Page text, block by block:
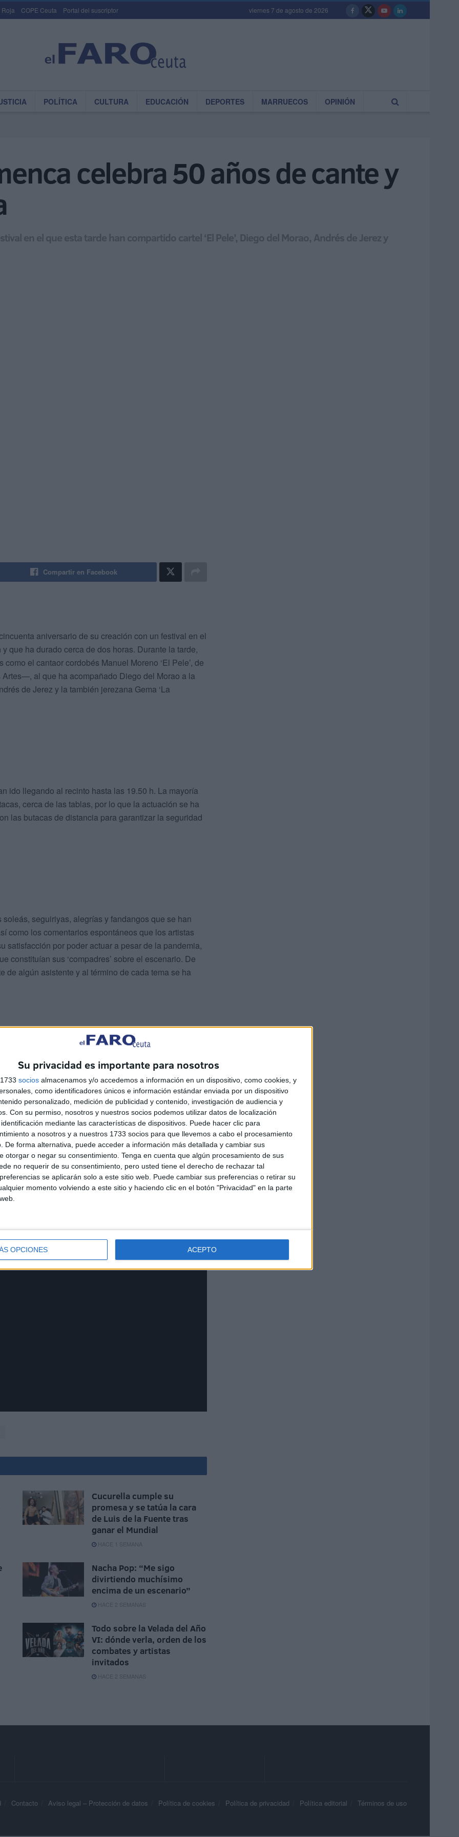
Su privacidad es importante para nosotros
socios almacenamos y/o accedemos a información en un dispositivo, como cookies, y
como identificadores únicos e información estándar enviada por un dispositivo
personalizado, medición de publicidad y contenido, investigación de audiencia y
Con su permiso, nosotros y nuestros socios podemos utilizar datos de localización
mediante las características de dispositivos. Puede hacer clic para
a nosotros y a nuestros 1733 socios para que llevemos a cabo el procesamiento
De forma alternativa, puede acceder a información más detallada y cambiar sus
otorgar o negar su consentimiento. Tenga en cuenta que algún procesamiento de sus
no requerir de su consentimiento, pero usted tiene el derecho de rechazar tal
se aplicarán solo a este sitio web. Puede cambiar sus preferencias o retirar su
momento volviendo a este sitio y haciendo clic en el botón "Privacidad" en la parte
OPCIONES ACEPTO
Roja COPE Ceuta Portal del suscriptor viernes 7 de agosto de 2026
POLÍTICA CULTURA EDUCACIÓN DEPORTES MARRUECOS OPINIÓN
celebra 50 años de cante y
en el que esta tarde han compartido cartel ‘El Pele’, Diego del Morao, Andrés de Jerez y
Compartir en Facebook
aniversario de su creación con un festival en el
que ha durado cerca de dos horas. Durante la tarde,
como el cantaor cordobés Manuel Moreno ‘El Pele’, de
al que ha acompañado Diego del Morao a la
de Jerez y la también jerezana Gema ‘La
ido llegando al recinto hasta las 19.50 h. La mayoría
cerca de las tablas, por lo que la actuación se ha
las butacas de distancia para garantizar la seguridad
seguiriyas, alegrías y fandangos que se han
como los comentarios espontáneos que los artistas
satisfacción por poder actuar a pesar de la pandemia,
constituían sus ‘compadres’ sobre el escenario. De
de algún asistente y al término de cada tema se ha
empeño de Francisco Vallecillo, como han explicado
que empezaran las actuaciones. Durante este
la Cultura, y en sus jornadas han participado grandes
nacional.
Cucurella cumple su
promesa y se tatúa la cara
de Luis de la Fuente tras
ganar el Mundial
HACE 1 SEMANA
Nacha Pop: “Me sigo
divirtiendo muchísimo
encima de un escenario”
HACE 2 SEMANAS
Todo sobre la Velada del Año
VI: dónde verla, orden de los
combates y artistas
invitados
HACE 2 SEMANAS
Contacto Aviso legal – Protección de datos Política de cookies Política de privacidad Política editorial Términos de uso